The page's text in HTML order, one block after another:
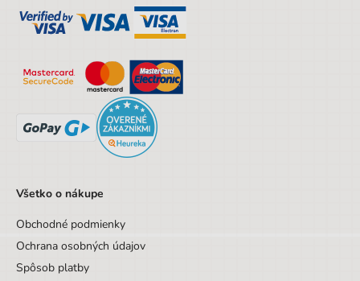
Šírka
Hĺbka obalu
Designová položka
Motív
Všetko o nákupe
Obchodné podmienky
Ochrana osobných údajov
Spôsob platby